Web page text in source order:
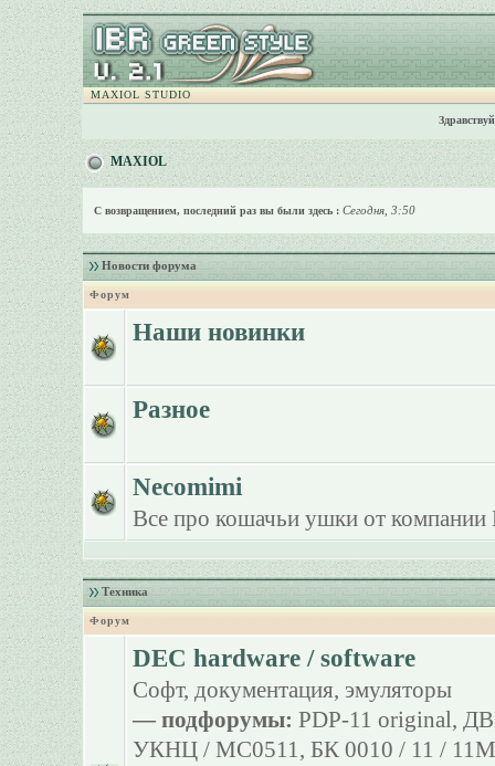
MAXIOL STUDIO
MAXIOL
С возвращением, последний раз вы были здесь : Сегодня, 3:50
Новости форума
Форум
Наши новинки
Разное
Necomimi
Все про кошачьи ушки от компании
Техника
Форум
DEC hardware / software
Софт, документация, эмуляторы
— подфорумы: PDP-11 original ,
УКНЦ / МС0511 , БК 0010 / 11 / 11M